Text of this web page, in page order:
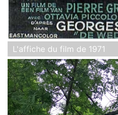
L'affiche du film de 1971